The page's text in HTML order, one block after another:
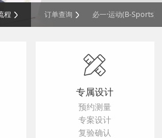
程 订单查询 必一·运动(B-Sports)
专属设计
预约测量
专案设计
复验确认